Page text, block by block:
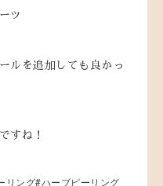
ツ
ルを追加しても良かっ
すね！
リング#ハーブピーリング